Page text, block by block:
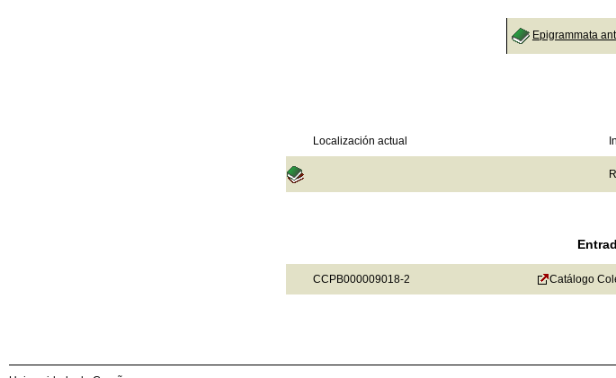
Epigrammata
Localización actual
CCPB000009018-2 Catálogo